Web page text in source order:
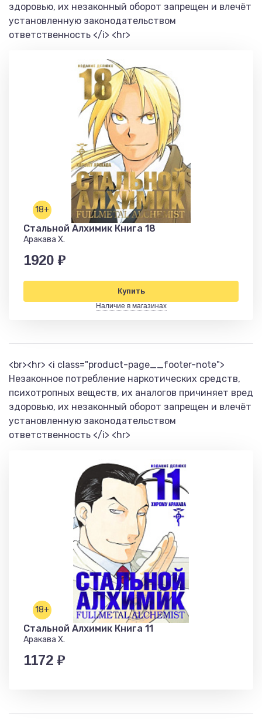
здоровью, их незаконный оборот запрещен и влечёт
установленную законодательством
ответственность </i> <hr>
18+
Стальной Алхимик Книга 18
Аракава Х.
1920 ₽
Купить
Наличие в магазинах
<br><hr> <i class="product-page__footer-note">
Незаконное потребление наркотических средств,
психотропных веществ, их аналогов причиняет вред
здоровью, их незаконный оборот запрещен и влечёт
установленную законодательством
ответственность </i> <hr>
18+
Стальной Алхимик Книга 11
Аракава Х.
1172 ₽